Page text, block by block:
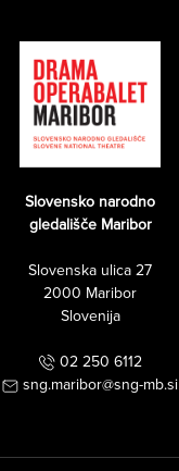
Slovensko narodno
gledališče Maribor
Slovenska ulica 27
2000 Maribor
Slovenija
02 250 6112
sng.maribor@sng-mb.si